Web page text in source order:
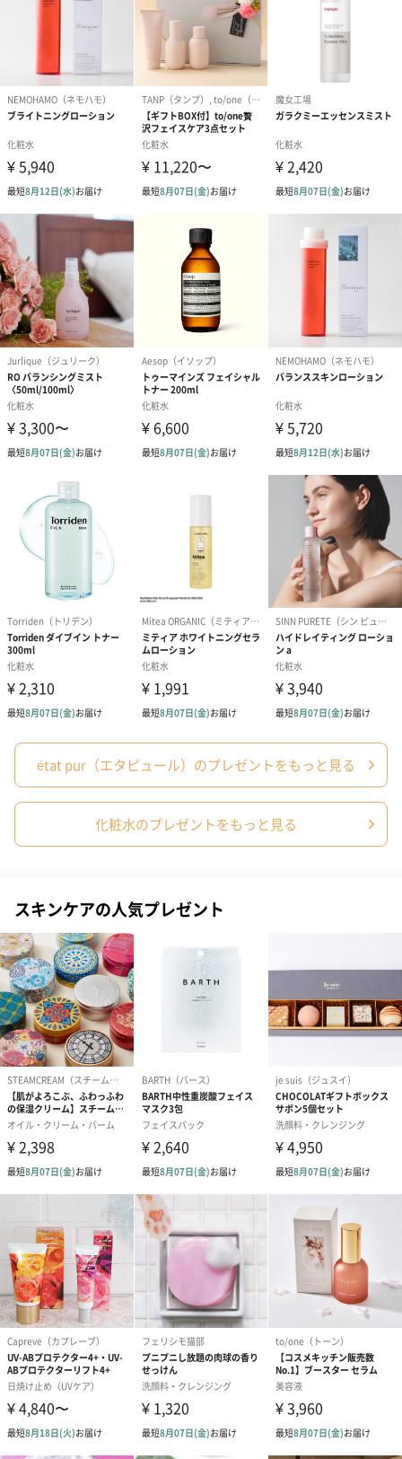
商品オプション情報
お届けボックスオプション
配送用のダンボールを装飾いたします。お相手のご住所に直接お
送りする際に人気のオプションです。お相手に直接手渡しする場
合は、紙袋との併用もおすすめです。
ダンボール装飾（ひま
わり）（720円）
ダンボール装飾（チュ
ーリップ）（720円）
ダンボール装
イトピンク×
お渡し用の紙袋です。
商品に合わせたサイズをお届けします。
あり（280円）
メッセージカード（通常・写真・グリーティング）
誕生日や結婚祝い・出産祝いなど、様々なシーンのメッセージカ
ードを同梱します。
メッセージカードや封筒のデザインは一部変更する場合がありま
す。
写真付きメッセージカ
ード（680円）
写真付きメッセージカ
ード（Thank you）ピ
【誕生日】
Birthday ホワ
ラッピング
ギフトラッピングを施してお届けします。
コットン巾着 【誕生
日】（グレー）S（550
円）
コットン巾着 【誕生
日】（スモーキーピン
ク）S（550円）
コットン巾着
とう】 S（550
生花
état pur（エタピュール）のプレゼントをもっと見る
化粧水のプレゼントをもっと見る
スキンケアの人気プレゼント